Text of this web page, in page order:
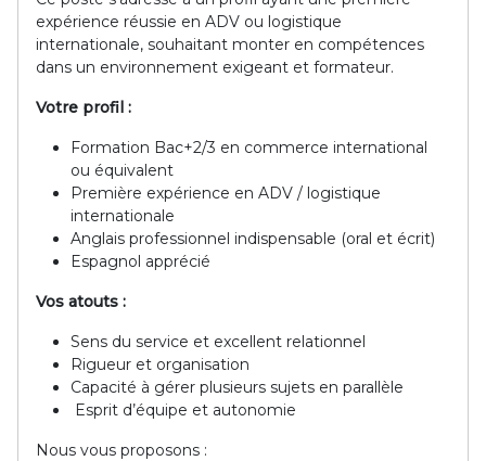
expérience réussie en ADV ou logistique
internationale, souhaitant monter en compétences
dans un environnement exigeant et formateur.
Votre profil :
Formation Bac+2/3 en commerce international
ou équivalent
Première expérience en ADV / logistique
internationale
Anglais professionnel indispensable (oral et écrit)
Espagnol apprécié
Vos atouts :
Sens du service et excellent relationnel
Rigueur et organisation
Capacité à gérer plusieurs sujets en parallèle
Esprit d’équipe et autonomie
Nous vous proposons :